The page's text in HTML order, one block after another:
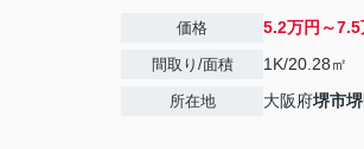
価格 5.2万円～7.5
間取り/面積 1K/20.28㎡
所在地 大阪府堺市